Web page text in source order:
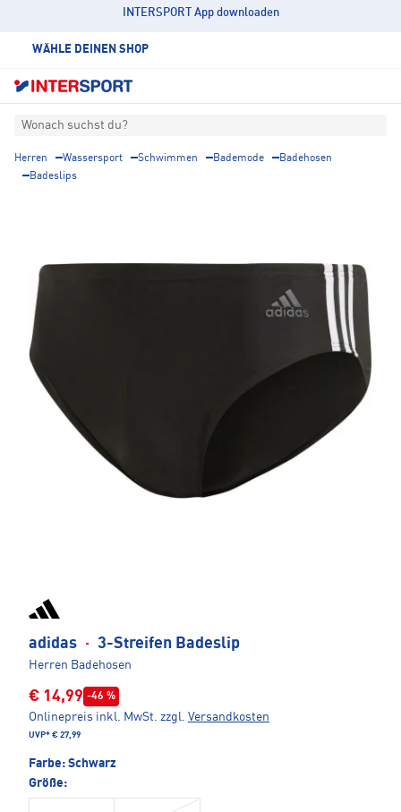
INTERSPORT App downloaden
WÄHLE DEINEN SHOP
Wonach suchst du?
Herren Wassersport Schwimmen Bademode
Badehosen
Badeslips
adidas · 3-Streifen Badeslip
Herren Badehosen
€ 14,99 -46 %
Onlinepreis inkl. MwSt. zzgl. Versandkosten
UVP* € 27,99
Farbe: Schwarz
Größe: